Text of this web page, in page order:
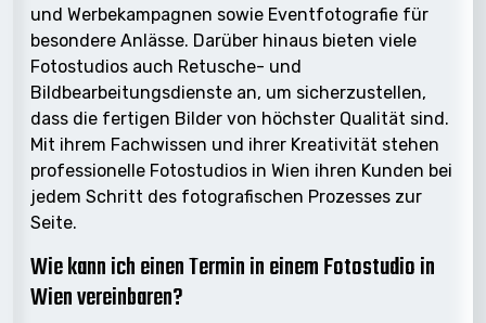
und Werbekampagnen sowie Eventfotografie für
besondere Anlässe. Darüber hinaus bieten viele
Fotostudios auch Retusche- und
Bildbearbeitungsdienste an, um sicherzustellen,
dass die fertigen Bilder von höchster Qualität sind.
Mit ihrem Fachwissen und ihrer Kreativität stehen
professionelle Fotostudios in Wien ihren Kunden bei
jedem Schritt des fotografischen Prozesses zur
Seite.
Wie kann ich einen Termin in einem Fotostudio in
Wien vereinbaren?